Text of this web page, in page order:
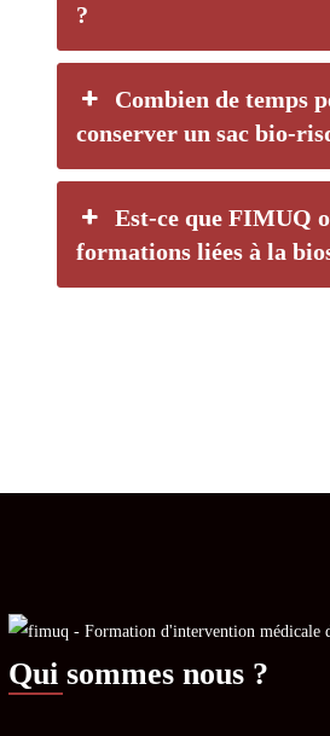
?
Combien de temps
conserver un sac bio-
Est-ce que FIMUQ
formations liées à la
Qui sommes nous ?